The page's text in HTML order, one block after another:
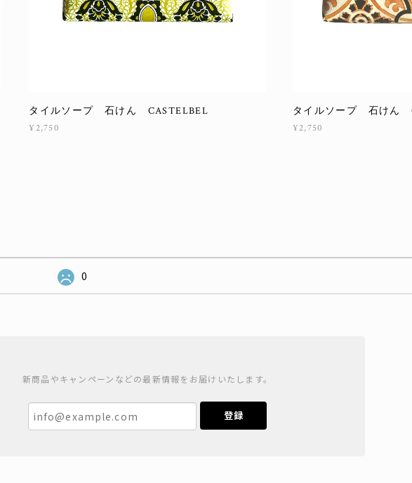
タイルソープ 石けん CASTELBEL
¥2,750
タイルソープ 石けん
¥2,750
0
新商品やキャンペーンなどの最新情報をお届けいたします。
登録